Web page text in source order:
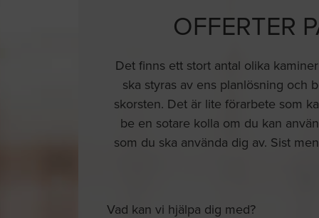
OFFERTER
Det finns ett stort antal olika
ska styras av ens planlösning och
skorsten. Det är lite förarbete som
be en sotare kolla om du kan
som du ska använda dig av. Sist
Vad kan vi hjälpa dig med?